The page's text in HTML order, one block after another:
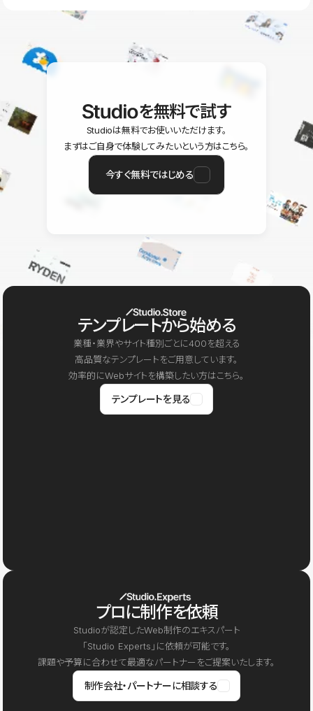
ユーザー同士で質問・相談できるコミュニティもご利用ください。
を無料で試す
Studioは無料でお使いいただけます。
まずはご自身で体験してみたいという方はこちら。
今すぐ無料ではじめる
テンプレートから始める
業種・業界やサイト種別ごとに400を超える
高品質なテンプレートをご用意しています。
効率的にWebサイトを構築したい方はこちら。
テンプレートを見る
プロに制作を依頼
Studioが認定したWeb制作のエキスパート
「Studio Experts」に依頼が可能です。
課題や予算に合わせて最適なパートナーをご提案いたします。
制作会社・パートナーに相談する